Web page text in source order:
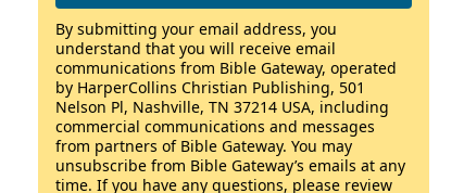
By submitting your email address, you
understand that you will receive email
communications from Bible Gateway, operated
by HarperCollins Christian Publishing, 501
Nelson Pl, Nashville, TN 37214 USA, including
commercial communications and messages
from partners of Bible Gateway. You may
unsubscribe from Bible Gateway’s emails at any
time. If you have any questions, please review